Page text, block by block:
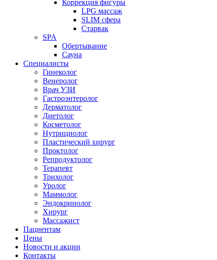
Коррекция фигуры
LPG массаж
SLIM сфера
Старвак
SPA
Обертывание
Сауна
Специалисты
Гинеколог
Венеролог
Врач УЗИ
Гастроэнтеролог
Дерматолог
Диетолог
Косметолог
Нутрициолог
Пластический хирург
Проктолог
Репродуктолог
Терапевт
Трихолог
Уролог
Маммолог
Эндокринолог
Хирург
Массажист
Пациентам
Цены
Новости и акции
Контакты